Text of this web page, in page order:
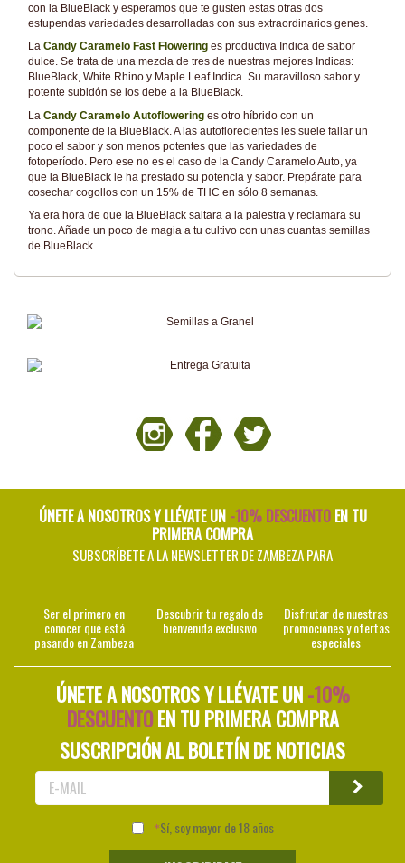
con la BlueBlack y esperamos que te gusten estas otras dos
estupendas variedades desarrolladas con sus extraordinarios genes.
La Candy Caramelo Fast Flowering es productiva Indica de sabor
dulce. Se trata de una mezcla de tres de nuestras mejores Indicas:
BlueBlack, White Rhino y Maple Leaf Indica. Su maravilloso sabor y
potente subidón se los debe a la BlueBlack.
La Candy Caramelo Autoflowering es otro híbrido con un
componente de la BlueBlack. A las autoflorecientes les suele fallar un
poco el sabor y son menos potentes que las variedades de
fotoperíodo. Pero ese no es el caso de la Candy Caramelo Auto, ya
que la BlueBlack le ha prestado su potencia y sabor. Prepárate para
cosechar cogollos con un 15% de THC en sólo 8 semanas.
Ya era hora de que la BlueBlack saltara a la palestra y reclamara su
trono. Añade un poco de magia a tu cultivo con unas cuantas semillas
de BlueBlack.
ÚNETE A NOSOTROS Y LLÉVATE UN -10% DESCUENTOEN TU
PRIMERA COMPRA
SUBSCRÍBETE A LA NEWSLETTER DE ZAMBEZA PARA
Ser el primero en
conocer qué está
pasando en Zambeza
Descubrir tu regalo de
bienvenida exclusivo
Disfrutar de nuestras
promociones y ofertas
especiales
ÚNETE A NOSOTROS Y LLÉVATE UN-10%
DESCUENTOEN TU PRIMERA COMPRA
SUSCRIPCIÓN AL BOLETÍN DE NOTICIAS
Sí, soy mayor de 18 años